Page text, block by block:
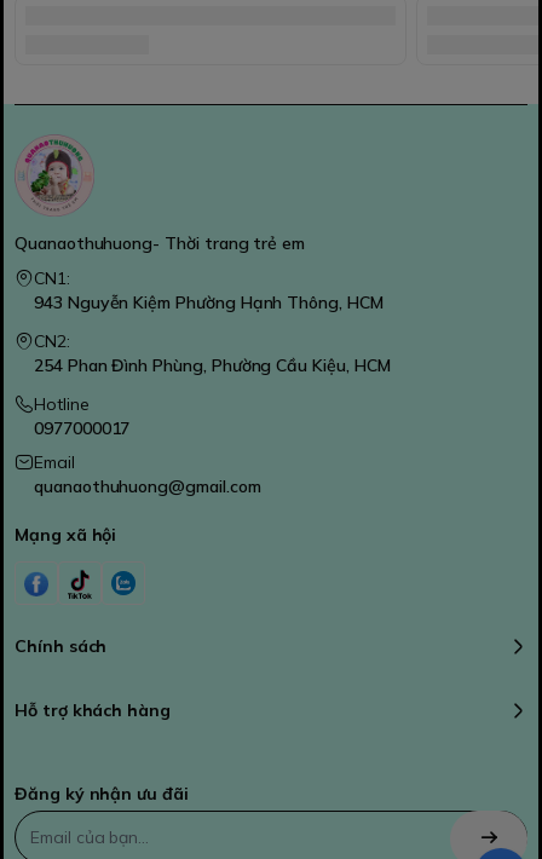
Quanaothuhuong- Thời trang trẻ em
CN1:
943 Nguyễn Kiệm Phường Hạnh Thông, HCM
CN2:
254 Phan Đình Phùng, Phường Cầu Kiệu, HCM
Hotline
0977000017
Email
quanaothuhuong@gmail.com
Mạng xã hội
Chính sách
Hỗ trợ khách hàng
Đăng ký nhận ưu đãi